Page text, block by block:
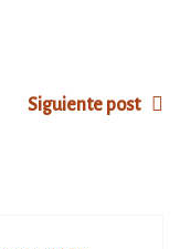
Siguiente post